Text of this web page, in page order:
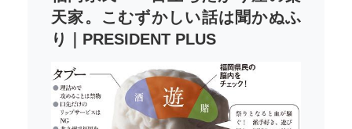
天家。こむずかしい話は聞かぬふ
り｜PRESIDENT PLUS